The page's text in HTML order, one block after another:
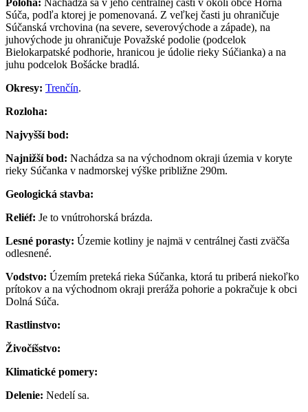
Súča, podľa ktorej je pomenovaná. Z veľkej časti ju ohraničuje
Súčanská vrchovina (na severe, severovýchode a západe), na
juhovýchode ju ohraničuje Považské podolie (podcelok
Bielokarpatské podhorie, hranicou je údolie rieky Súčianka) a na
juhu podcelok Bošácke bradlá.
Okresy: Trenčín.
Rozloha:
Najvyšší bod:
Najnižší bod: Nachádza sa na východnom okraji územia v koryte
rieky Súčanka v nadmorskej výške približne 290m.
Geologická stavba:
Reliéf: Je to vnútrohorská brázda.
Lesné porasty: Územie kotliny je najmä v centrálnej časti zväčša
odlesnené.
Vodstvo: Územím preteká rieka Súčanka, ktorá tu priberá niekoľko
prítokov a na východnom okraji preráža pohorie a pokračuje k obci
Dolná Súča.
Rastlinstvo:
Živočíšstvo:
Klimatické pomery:
Delenie: Nedelí sa.